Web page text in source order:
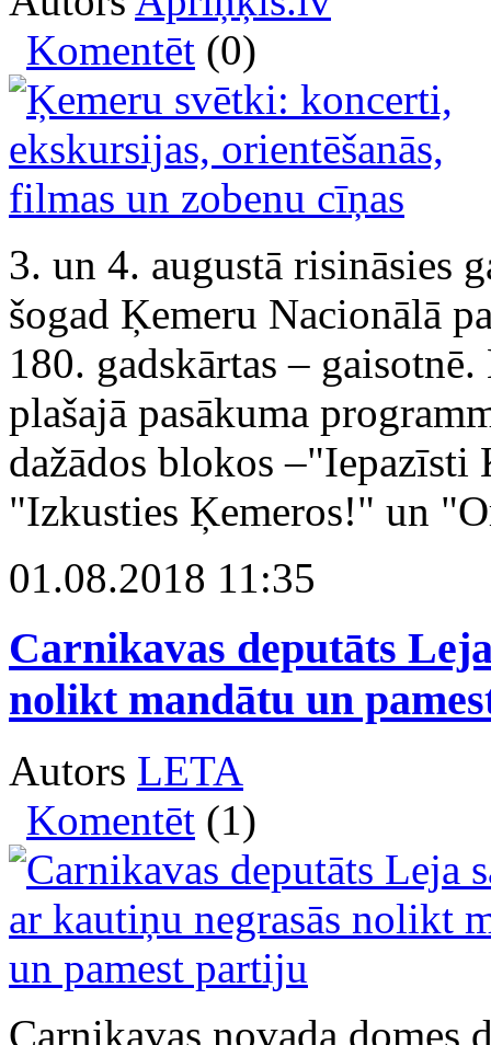
Komentēt (0)
3. un 4. augustā risināsies
šogad Ķemeru Nacionālā
180. gadskārtas –
plašajā pasākuma
dažādos blokos
"Izkusties Ķemeros!" un
01.08.2018 11:35
Carnikavas deputāts
nolikt mandātu un
Autors LETA
Komentēt (1)
Carnikavas novada domes